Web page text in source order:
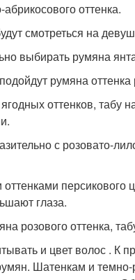
оттенка.
смотреться на
выбирать румяна
румяна оттенка
оттенков, табу
с розовато-
персикового
глаза.
розового оттенка,
и цвет волос . К
Шатенкам и